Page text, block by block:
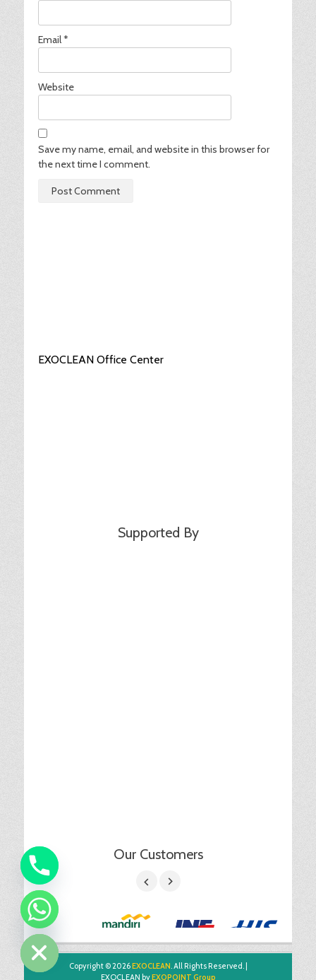
Email*
Website
Save my name, email, and website in this browser for
the next time I comment.
EXOCLEAN Office Center
Supported By
Our Customers
Copyright © 2026EXOCLEAN. All Rights Reserved. |
EXOCLEAN byEXOPOINT Group
Hide
chaty